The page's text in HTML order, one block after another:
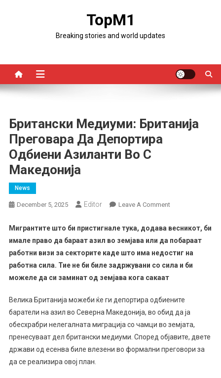
TopM1
Breaking stories and world updates
Британски Медиуми: Британија
Преговара Да Депортира
Одбиени Азиланти Во С
Македонија
News
December 5, 2025 Editor Leave A CommentOn
Медиуми:
Британија
Преговара
С
Македонија
Мигрантите што би пристигнале тука, додава весникот, би
имале право да бараат азил во земјава или да побараат
работни визи за секторите каде што има недостиг на
работна сила. Тие не би биле задржувани со сила и би
можеле да си заминат од земјава кога сакаат
Велика Британија можеби ќе ги депортира одбиените
баратели на азил во Северна Македонија, во обид да ја
обесхрабри нелегалната миграција со чамци во земјата,
пренесуваат дел британски медиуми. Според објавите, двете
држави од есенва биле влезени во формални преговори за
да се реализира овој план.